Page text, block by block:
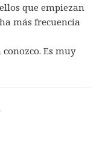
que empiezan
más frecuencia
Es muy